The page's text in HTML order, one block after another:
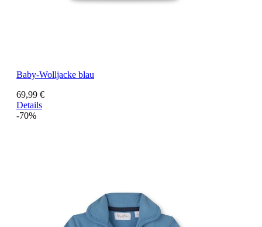
Baby-Wolljacke blau
69,99 €
Details
-70%